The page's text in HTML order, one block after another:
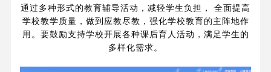
通过多种形式的教育辅导活动，减轻学生负担， 全面提高
学校教学质量，做到应教尽教，强化学校教育的主阵地作
用。要鼓励支持学校开展各种课后育人活动，满足学生的
多样化需求。